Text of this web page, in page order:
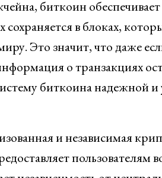
биткоин
в блоках,
Это значит, что даже
о транзакциях
биткоина надежной
и независимая
пользователям